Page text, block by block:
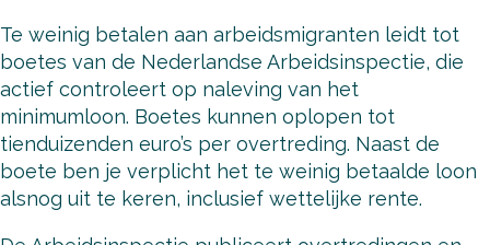
Te weinig betalen aan arbeidsmigranten leidt tot
boetes van de Nederlandse Arbeidsinspectie, die
actief controleert op naleving van het
minimumloon. Boetes kunnen oplopen tot
tienduizenden euro’s per overtreding. Naast de
boete ben je verplicht het te weinig betaalde loon
alsnog uit te keren, inclusief wettelijke rente.